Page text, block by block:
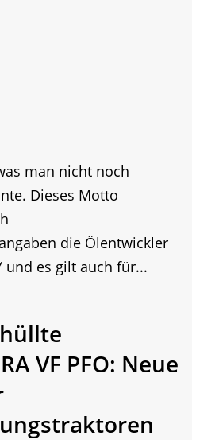
man nicht noch
Dieses Motto
die Ölentwickler
und es gilt auch für...
VF PFO: Neue